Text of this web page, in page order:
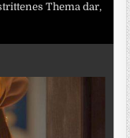
Thema dar,